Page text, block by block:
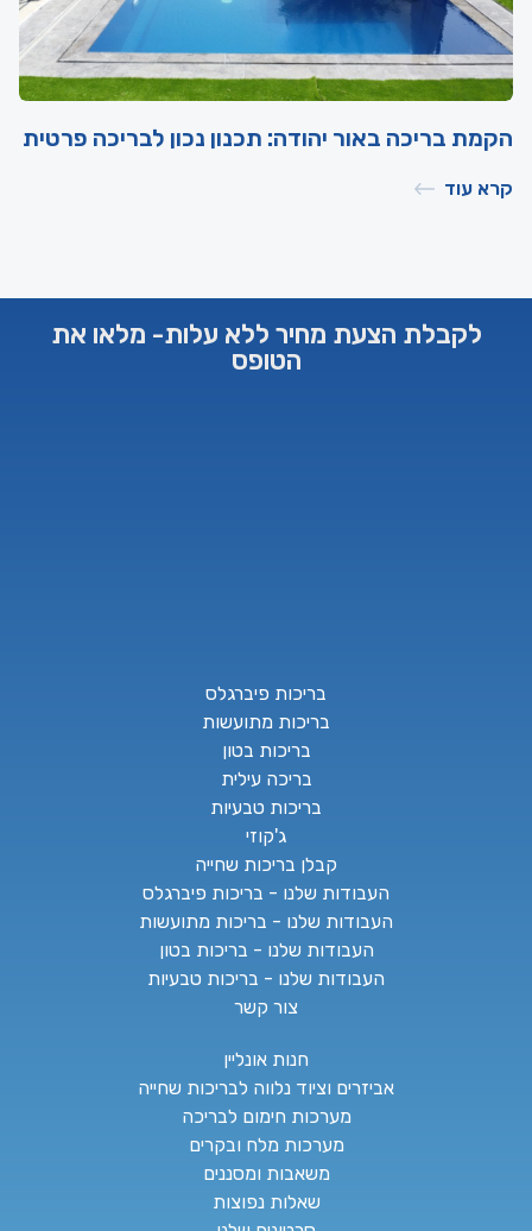
הקמת בריכה באור יהודה: תכנון נכון לבריכה פרטית
קרא עוד
לקבלת הצעת מחיר ללא עלות- מלאו את
הטופס
בריכות פיברגלס
בריכות מתועשות
בריכות בטון
בריכה עילית
בריכות טבעיות
ג'קוזי
קבלן בריכות שחייה
העבודות שלנו - בריכות פיברגלס
העבודות שלנו - בריכות מתועשות
העבודות שלנו - בריכות בטון
העבודות שלנו - בריכות טבעיות
צור קשר
חנות אונליין
אביזרים וציוד נלווה לבריכות שחייה
מערכות חימום לבריכה
מערכות מלח ובקרים
משאבות ומסננים
שאלות נפוצות